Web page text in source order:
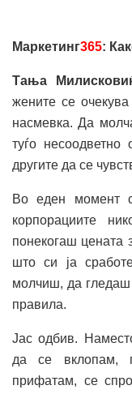
Маркетинг365:
Тања
жените се
насмевка. Да
туѓо
другите да се
Во еден момент
корпорациите
понекогаш цената
што си ја
молчиш, да гледаш
правила.
Јас одбив.
да се вклопам,
прифатам, се